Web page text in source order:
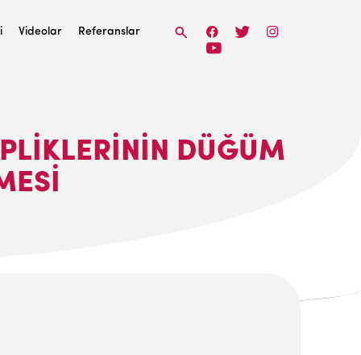
Videolar Referanslar
DÜĞÜM